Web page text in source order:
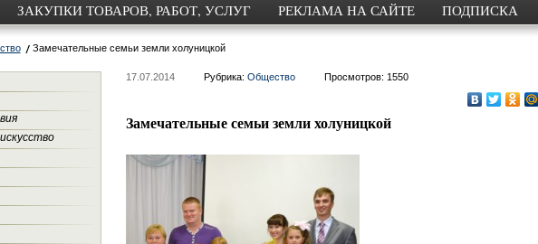
ЗАКУПКИ ТОВАРОВ, РАБОТ, УСЛУГ РЕКЛАМА НА САЙТЕ ПОДПИСКА
Замечательные семьи земли холуницкой
17.07.2014 Рубрика: Общество Просмотров: 1550
Замечательные семьи земли холуницкой